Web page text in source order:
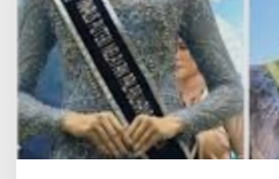
a
h
B
a
r
u
P
r